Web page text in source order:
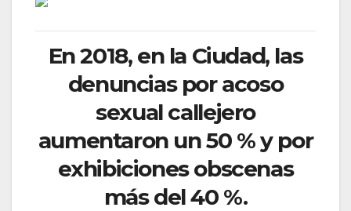
En 2018, en la Ciudad, las
denuncias por acoso
sexual callejero
aumentaron un 50 % y por
exhibiciones obscenas
más del 40 %.